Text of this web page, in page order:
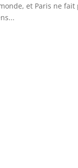
et Paris ne